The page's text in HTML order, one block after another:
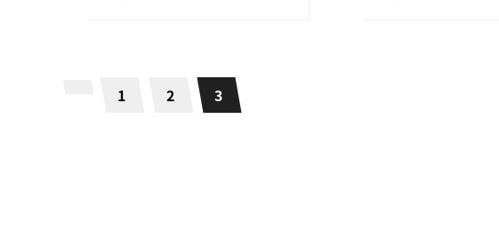
投稿ナビゲーション
1 2 3